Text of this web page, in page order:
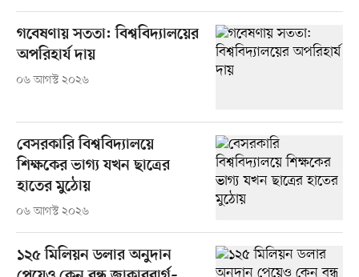
গবেষণায় সততা: বিশ্ববিদ্যালয়ের
অপরিহার্য দায়
০৬ আগস্ট ২০২৬
বেসরকারি বিশ্ববিদ্যালয়ে
শিক্ষকের ভাগ্য যখন ছাত্রের
হাতের মুঠোয়
০৬ আগস্ট ২০২৬
১২৫ মিলিয়ন ডলার অনুদান